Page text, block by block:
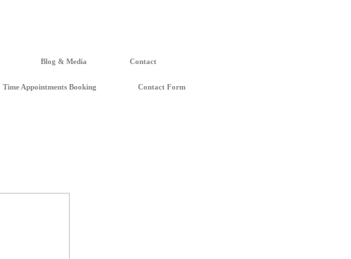
Blog & Media Contact
Time Appointments Booking Contact Form